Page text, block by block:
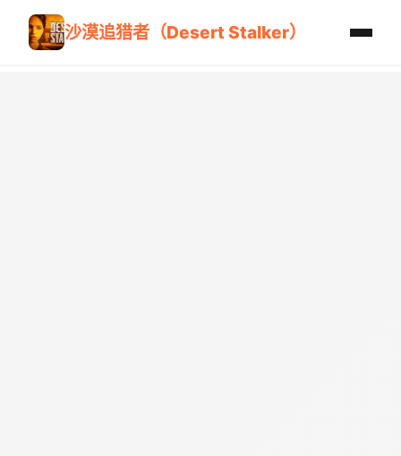
沙漠追猎者（Desert Stalker）